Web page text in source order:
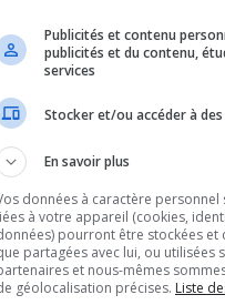
de Boucherville,
Publicités et contenu
publicités et du contenu,
services
Stocker et/ou accéder à
En savoir plus
données à caractère
à votre appareil (cookies,
pourront être stockées et
partagées avec lui, ou utilisées
et nous-mêmes
géolocalisation précises. Liste